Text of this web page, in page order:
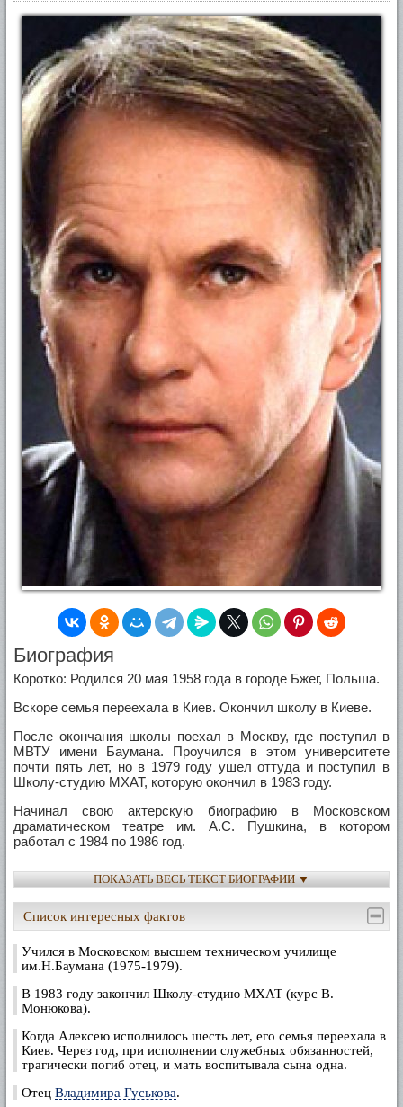
Биография
Коротко: Родился 20 мая 1958 года в городе Бжег, Польша.
Вскоре семья переехала в Киев. Окончил школу в Киеве.
После окончания школы поехал в Москву, где поступил в
МВТУ имени Баумана. Проучился в этом университете
почти пять лет, но в 1979 году ушел оттуда и поступил в
Школу-студию МХАТ, которую окончил в 1983 году.
Начинал свою актерскую биографию в Московском
драматическом театре им. А.С. Пушкина, в котором
работал с 1984 по 1986 год.
В 1986-1988 - актер театра на Малой Бронной, в 1988-1991 -
театра "Детектив", затем - актер театра им. Н.В. Гоголя,
затем - театра им. А.С. Пушкина.
В настоящее время Алексей Геннадьевич работает в МХТ
им. А.П Чехова.
Преподаёт актерское мастерство в Школе-студии МХАТ.
Сыграл более 30 ролей в кино.
С 1994 года - президент анимационной студии "Ф.А.Ф.
Интертейнмент".
В 2001 году Алексею Геннадьевичу присвоено звание
Заслуженного артиста России.
ПОКАЗАТЬ ВЕСЬ ТЕКСТ БИОГРАФИИ ▼
Список интересных фактов
Учился в Московском высшем техническом училище
им.Н.Баумана (1975-1979).
В 1983 году закончил Школу-студию МХАТ (курс В.
Монюкова).
Когда Алексею исполнилось шесть лет, его семья переехала в
Киев. Через год, при исполнении служебных обязанностей,
трагически погиб отец, и мать воспитывала сына одна.
Отец Владимира Гуськова.